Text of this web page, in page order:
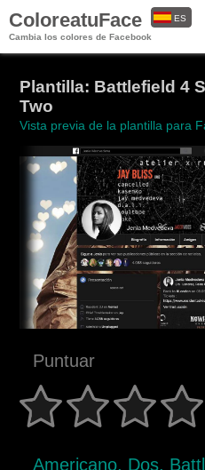
ColoreatuFace
Cambia los colores de Facebook
ES
Plantilla: Battlefield 4
Two
Vista previa de la plantilla para
Puntuar
Americano, Dos,